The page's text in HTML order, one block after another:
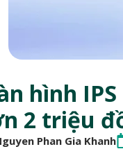
hình
2 triệu
Phan Gia Khanh